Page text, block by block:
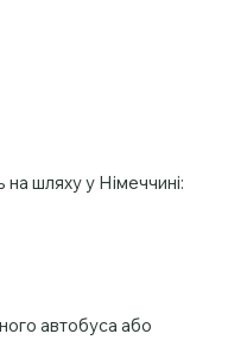
шляху у Німеччині:
автобуса або